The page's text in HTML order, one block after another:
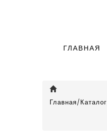
ГЛАВНАЯ
Главная/Каталог